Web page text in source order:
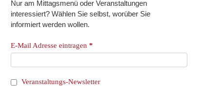
Nur am Mittagsmenü oder Veranstaltungen
interessiert? Wählen Sie selbst, worüber Sie
informiert werden wollen.
E-Mail Adresse eintragen*
Veranstaltungs-Newsletter